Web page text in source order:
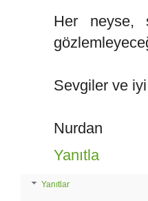
Her neyse,
Sevgiler ve
Nurdan
Yanıtla
Yanıtlar